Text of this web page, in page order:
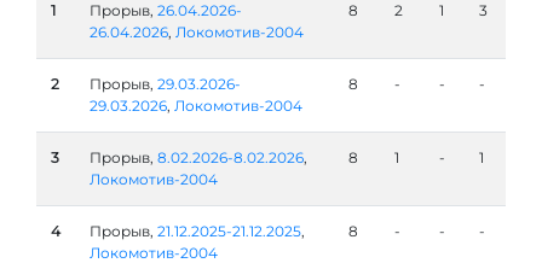
1 Прорыв, 26.04.2026-
26.04.2026, Локомотив-2004
8 2 1 3
2 Прорыв, 29.03.2026-
29.03.2026, Локомотив-2004
8 - - -
3 Прорыв, 8.02.2026-8.02.2026,
Локомотив-2004
8 1 - 1
4 Прорыв, 21.12.2025-21.12.2025,
Локомотив-2004
8 - - -